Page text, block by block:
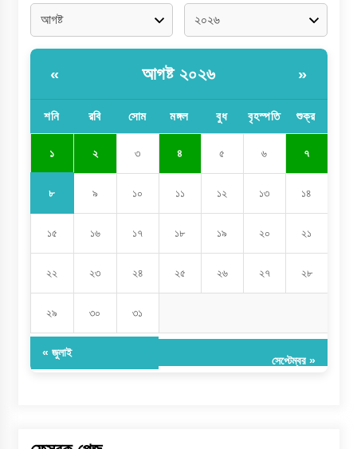
« আগষ্ট ২০২৬ »
শনি রবি সোম মঙ্গল বুধ বৃহস্পতি শুক্র
১ ২ ৩ ৪ ৫ ৬ ৭
৮ ৯ ১০ ১১ ১২ ১৩ ১৪
১৫ ১৬ ১৭ ১৮ ১৯ ২০ ২১
২২ ২৩ ২৪ ২৫ ২৬ ২৭ ২৮
২৯ ৩০ ৩১
« জুলাই
সেপ্টেম্বর »